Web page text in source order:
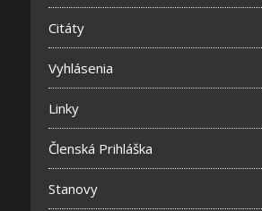
Citáty
Vyhlásenia
Linky
Členská Prihláška
Stanovy